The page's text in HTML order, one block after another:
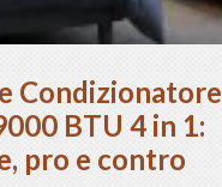
Condizionatore
BTU 4 in 1:
pro e contro